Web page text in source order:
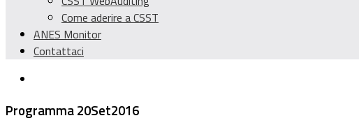
Come aderire a CSST
ANES Monitor
Contattaci
Programma 20Set2016